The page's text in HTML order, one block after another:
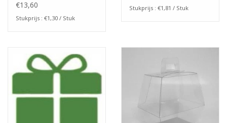
€13,60
Stukprijs : €1,30 / Stuk
Stukprijs : €1,81 / Stuk